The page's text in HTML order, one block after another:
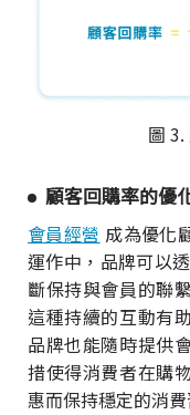
圖
顧客回購率的優
會員經營 成為優化
運作中，品牌可以
斷保持與會員的聯
這種持續的互動有
品牌也能隨時提供
措使得消費者在購
惠而保持穩定的消費